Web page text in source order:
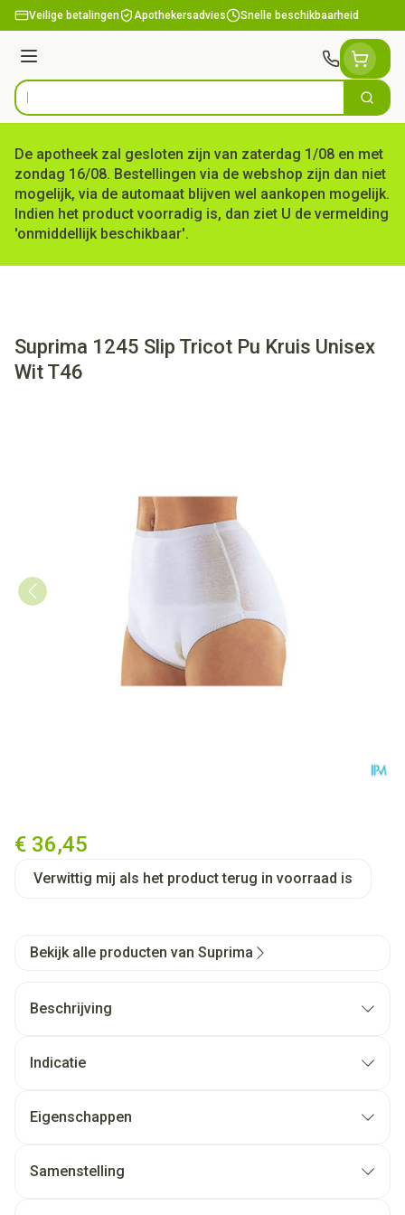
Ga naar de inhoud
Veilige betalingen Apothekersadvies Snelle beschikbaarheid
Menu
Product, merk, categorie... Zoek
De apotheek zal gesloten zijn van zaterdag 1/08 en met
zondag 16/08. Bestellingen via de webshop zijn dan niet
mogelijk, via de automaat blijven wel aankopen mogelijk.
Indien het product voorradig is, dan ziet U de vermelding
'onmiddellijk beschikbaar'.
Suprima 1245 Slip Tricot Pu Kruis Unisex
Wit T46
€ 36,45
Verwittig mij als het product terug in voorraad is
Bekijk alle producten van Suprima
Beschrijving
Indicatie
Eigenschappen
Samenstelling